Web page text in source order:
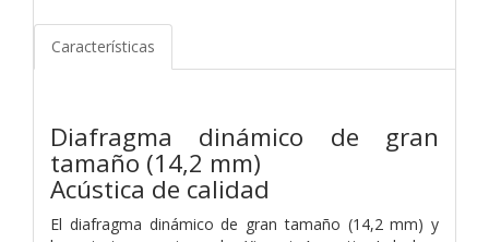
Características
Diafragma dinámico de gran
tamaño (14,2 mm)
Acústica de calidad
El diafragma dinámico de gran tamaño (14,2 mm) y